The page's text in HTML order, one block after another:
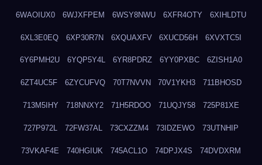
6WAOIUX0 6WJXFPEM 6WSY8NWU 6XFR4OTY 6XIHLDTU
6XL3E0EQ 6XP30R7N 6XQUAXFV 6XUCD56H 6XVXTC5I
6Y6PMH2U 6YQP5Y4L 6YR8PDRZ 6YY0PXBC 6ZISH1A0
6ZT4UC5F 6ZYCUFVQ 70T7NVVN 70V1YKH3 711BHOSD
713M5IHY 718NNXY2 71H5RDOO 71UQJY58 725P81XE
727P972L 72FW37AL 73CXZZM4 73IDZEWO 73UTNHIP
73VKAF4E 740HGIUK 745ACL1O 74DPJX4S 74DVDXRM